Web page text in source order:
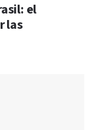
el
las